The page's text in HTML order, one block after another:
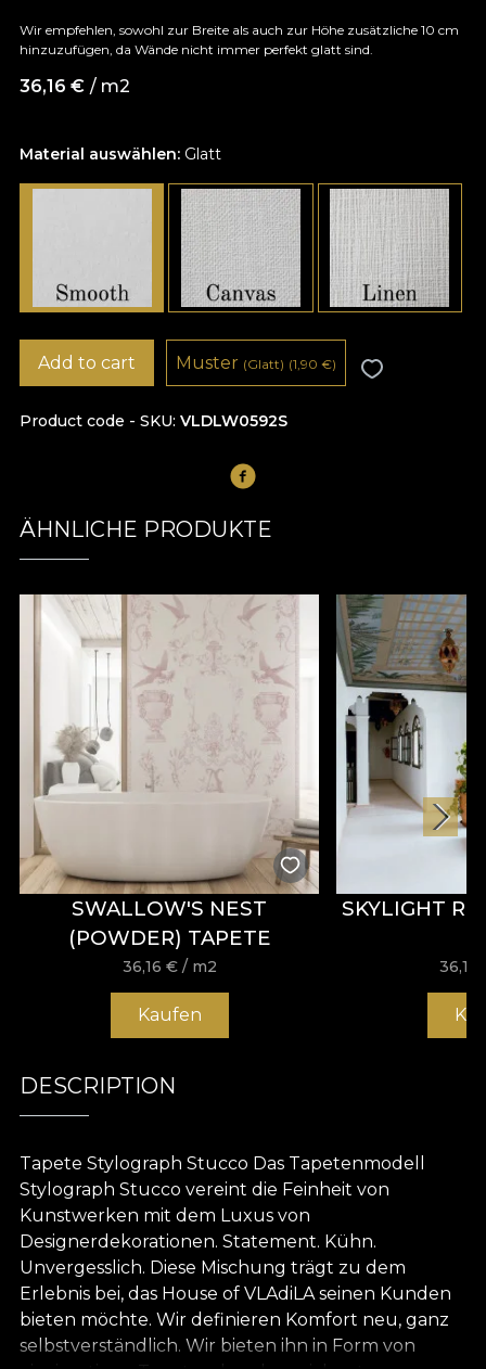
Material auswählen: Glatt
Wir empfehlen, sowohl zur Breite als auch zur Höhe zusätzliche 10 cm
hinzuzufügen, da Wände nicht immer perfekt glatt sind.
36,16 € / m2
Product code - SKU VLDLW0592S
Add to cart Muster (Glatt) (1,90 €)
ÄHNLICHE PRODUKTE
SWALLOW'S NEST
(POWDER) TAPETE
36,16 € / m2
Kaufen
SKYLIGHT
36,16
DESCRIPTION
Tapete Stylograph Stucco Das Tapetenmodell
Stylograph Stucco vereint die Feinheit von
Kunstwerken mit dem Luxus von
Designerdekorationen. Statement. Kühn.
Unvergesslich. Diese Mischung trägt zu dem
Erlebnis bei, das House of VLAdiLA seinen Kunden
bieten möchte. Wir definieren Komfort neu, ganz
selbstverständlich. Wir bieten ihn in Form von